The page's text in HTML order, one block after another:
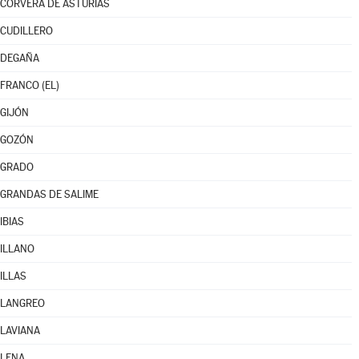
CORVERA DE ASTURIAS
CUDILLERO
DEGAÑA
FRANCO (EL)
GIJÓN
GOZÓN
GRADO
GRANDAS DE SALIME
IBIAS
ILLANO
ILLAS
LANGREO
LAVIANA